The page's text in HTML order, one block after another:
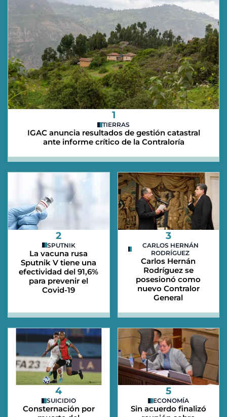
1
TIERRAS
IGAC anuncia resultados de gestión catastral
ante informe crítico de la Contraloría
2
SPUTNIK
La vacuna rusa
Sputnik V tiene una
efectividad del 91,6%
para prevenir el
Covid-19
3
CARLOS HERNÁN
RODRÍGUEZ
Carlos Hernán
Rodríguez se
posesionó como
nuevo Contralor
General
4
SUICIDIO
Consternación por
5
ECONOMÍA
Sin acuerdo finalizó